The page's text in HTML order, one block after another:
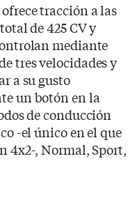
tracción a las
de 425 CV y
mediante
tres velocidades y
a su gusto
un botón en la
de conducción
-el único en el que
4x2-, Normal, Sport,